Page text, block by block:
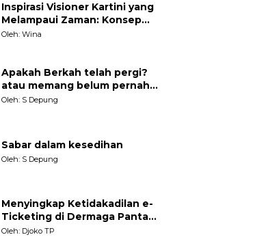
Inspirasi Visioner Kartini yang
Melampaui Zaman: Konsep
Kecakapan Hidup bagi
Oleh: Wina
Apakah Berkah telah pergi?
atau memang belum pernah
datang?
Oleh: S Depung
Sabar dalam kesedihan
Oleh: S Depung
Menyingkap Ketidakadilan e-
Ticketing di Dermaga Pantai
Kartini Jepara, terhadap
Oleh: Djoko TP